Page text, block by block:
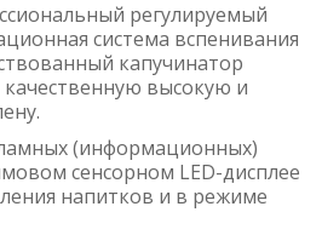
регулируемый
система вспенивания
капучинатор
высокую и
(информационных)
сенсорном LED-дисплее
напитков и в режиме